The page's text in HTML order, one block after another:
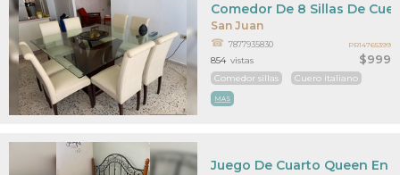
San Juan
$999
Comedor De 8 Sillas De
7877935830
Comedor sillas Cuero italiano
MAS
854 vistas
PR14765399
Juego De Cuarto Queen En